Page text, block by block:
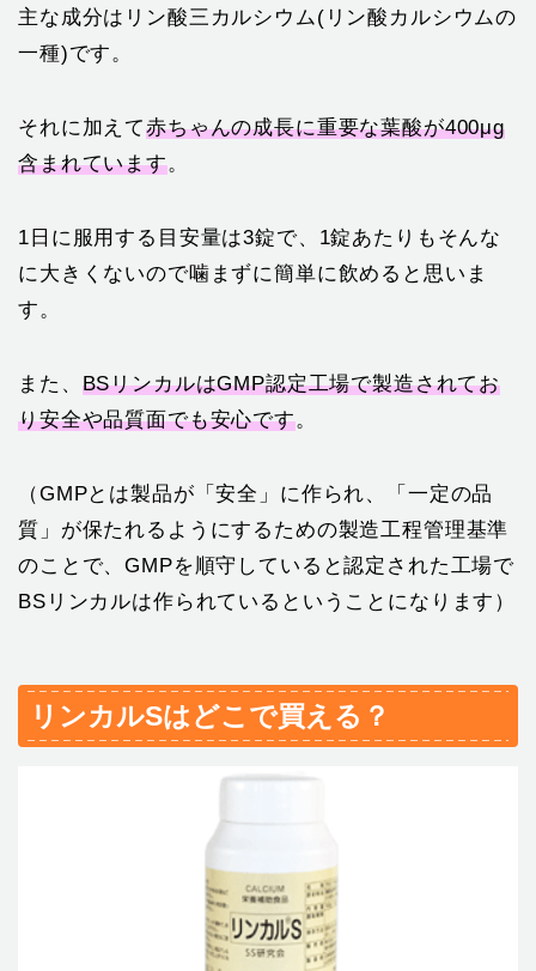
主な成分はリン酸三カルシウム(リン酸カルシウムの
一種)です。
それに加えて赤ちゃんの成長に重要な葉酸が400μg
含まれています。
1日に服用する目安量は3錠で、1錠あたりもそんな
に大きくないので噛まずに簡単に飲めると思いま
す。
また、 BSリンカルはGMP認定工場で製造されてお
り安全や品質面でも安心です。
（GMPとは製品が「安全」に作られ、「一定の品
質」が保たれるようにするための製造工程管理基準
のことで、GMPを順守していると認定された工場で
BSリンカルは作られているということになります）
リンカルSはどこで買える？